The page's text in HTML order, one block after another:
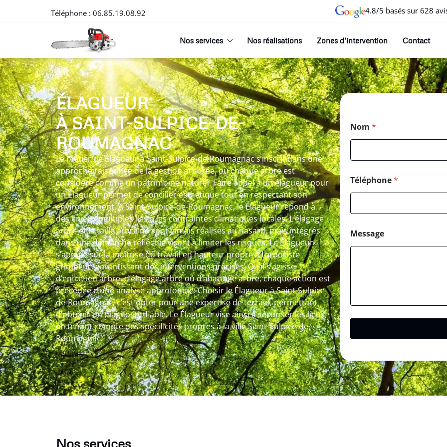
Téléphone : 06.85.19.08.92 4.8/5 basés sur 628
Nos services Nos réalisations Zones d’intervention Contact
ÉLAGUEUR
À SAINT-SULPICE-DE-
ROUMAGNAC
Le métier de Élagueur à Saint-Sulpice-de-Roumagnac s’inscrit dans une
approche raisonnée de la gestion arborée, où chaque arbre est
considéré comme un patrimoine naturel. Faire appel à un élagueur pour
un Élagueur permet de concilier esthétique tout en respectant son
environnement. A Saint-Sulpice-de-Roumagnac, le Élagueur répond à
des enjeux multiples liés à les contraintes climatiques locales. L’élagage
arbre et la taille arbre ne sont jamais réalisés au hasard, mais intégrés
dans une démarche réfléchie visant à limiter les risques. Le Élagueur
s’appuie sur la maîtrise du travail en hauteur propre à l’arboriste
grimpeur, garantissant des interventions précises. Qu’il s’agisse
d’entretien arbre, d’élagage arbre ou d’abattage arbre, chaque action est
précédée d’une analyse approfondie. Choisir le Élagueur à Saint-Sulpice-
de-Roumagnac, c’est opter pour une expertise de terrain, permettant
d’obtenir un diagnostic fiable. Le Élagueur vise ainsi à sécuriser les lieux,
en tenant compte des spécificités propres à la ville Saint-Sulpice-de-
Roumagnac.
Nom *
Téléphone*
Message
Nos services